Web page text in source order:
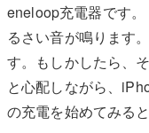
eneloop充電器です
るさい音が鳴ります
す。もしかしたら、
と心配しながら、
の充電を始めてみる